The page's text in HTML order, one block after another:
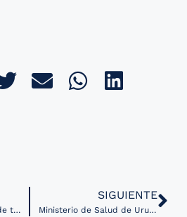
Perú fortalece la línea de teleorientación COVID-19 al sumar mil nuevos profesionales de la salud
SIGUIENTE
Ministerio de Salud de Uruguay habilita nuevamente servicios de telemedicina